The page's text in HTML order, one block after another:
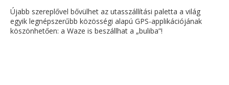
Újabb szereplővel bővülhet az utasszállítási paletta a világ
egyik legnépszerűbb közösségi alapú GPS-applikációjának
köszönhetően: a Waze is beszállhat a „buliba”!